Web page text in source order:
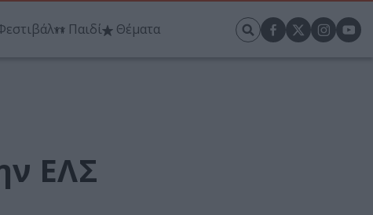
Παιδί Θέματα
ΕΛΣ